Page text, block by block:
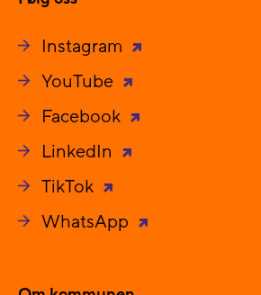
Instagram
YouTube
Facebook
LinkedIn
TikTok
WhatsApp